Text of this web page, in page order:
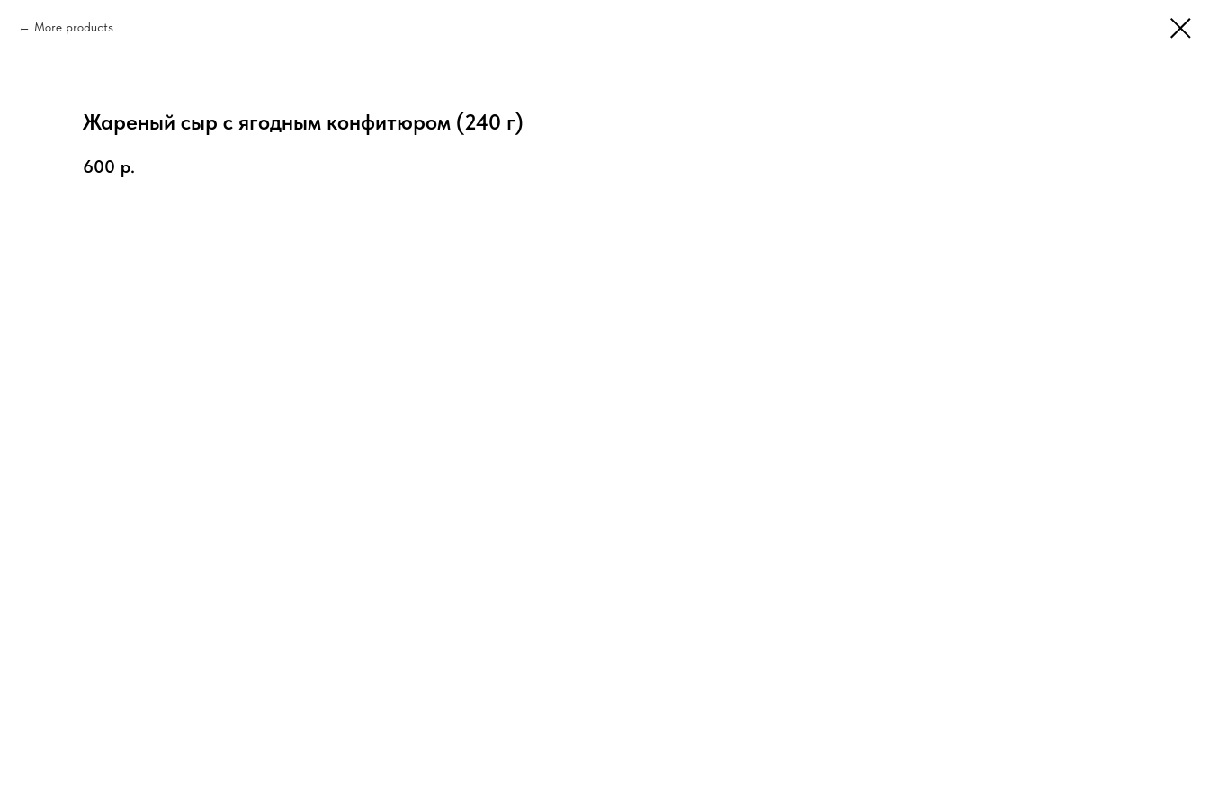
More products
Жареный сыр с ягодным конфитюром (240 г)
600 р.